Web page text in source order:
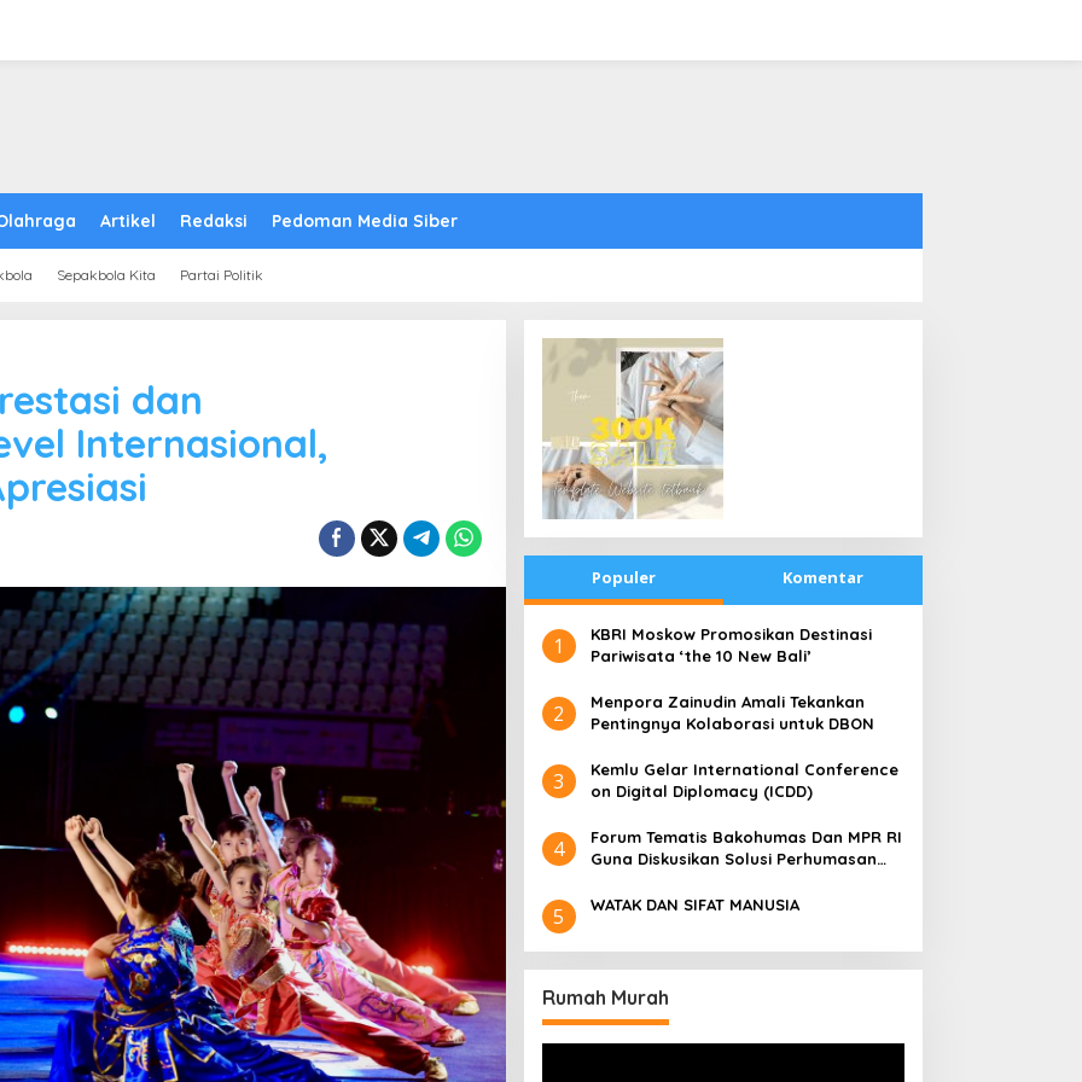
Artikel Redaksi Pedoman Media Siber
Sepakbola Kita Partai Politik
dan
Internasional,
Populer Komentar
1
​KBRI Moskow Promosikan Destinasi
Pariwisata ‘the 10 New Bali’
2
​Menpora Zainudin Amali Tekankan
Pentingnya Kolaborasi untuk DBON
3
​Kemlu Gelar International Conference
on Digital Diplomacy (ICDD)
4
Forum Tematis Bakohumas Dan MPR RI
Guna Diskusikan Solusi Perhumasan
Masing
5 WATAK DAN SIFAT MANUSIA
Rumah Murah